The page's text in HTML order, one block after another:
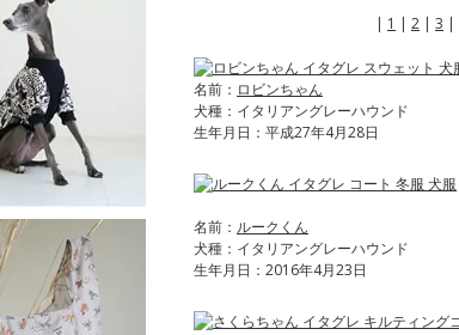
| 1 | 2 | 3 |
名前： ロビンちゃん
犬種：イタリアングレーハウンド
生年月日：平成27年4月28日
名前： ルークくん
犬種：イタリアングレーハウンド
生年月日：2016年4月23日